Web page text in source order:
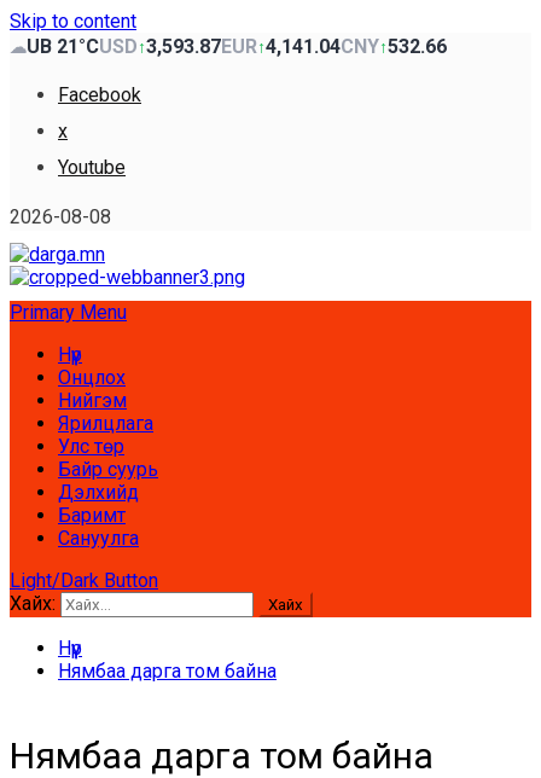
Skip to content
☁UB 21°CUSD↑3,593.87EUR↑4,141.04CNY↑532.66
Facebook
x
Youtube
2026-08-08
Primary Menu
Нүүр
Онцлох
Нийгэм
Ярилцлага
Улс төр
Байр суурь
Дэлхийд
Баримт
Сануулга
Light/Dark Button
Хайх:
Нүүр
Нямбаа дарга том байна
Нямбаа дарга том байна